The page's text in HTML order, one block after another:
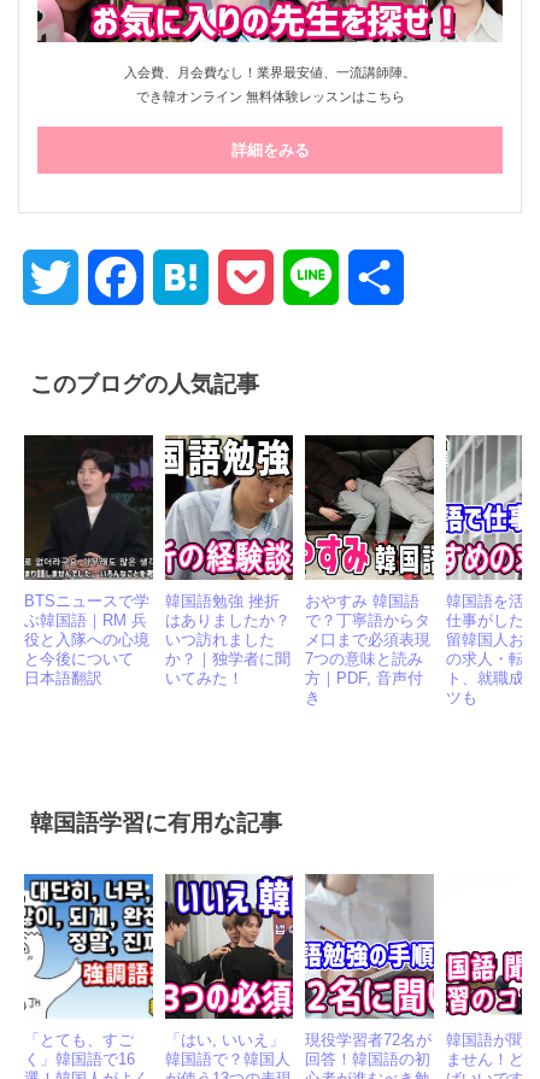
入会費、月会費なし！業界最安値、一流講師陣。
Twitter FacebookHatena Pocket Line
BTSニュースで学
ぶ韓国語｜RM 兵
役と入隊への心境
韓国語勉強 挫折
はありましたか？
いつ訪れました
おやすみ 韓国語
で？丁寧語からタ
メ口まで必須表現
7つの意味と読み
韓国語を活
仕事がした
留韓国人お
の求人・転
「とても、すご 「はい, いいえ」 現役学習者72名が 韓国語が聞